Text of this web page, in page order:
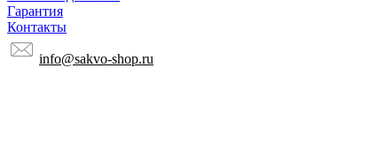
Гарантия
Контакты
info@sakvo-shop.ru